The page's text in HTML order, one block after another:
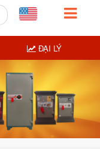
ĐẠI LÝ